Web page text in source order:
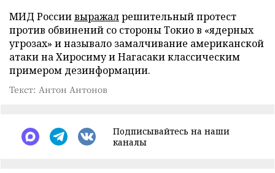
МИД Россиивыражалрешительный протест
против обвинений со стороны Токио в «ядерных
угрозах» и называло замалчивание американской
атаки на Хиросиму и Нагасаки классическим
примером дезинформации.
Текст: Антон Антонов
Подписывайтесь на наши
каналы